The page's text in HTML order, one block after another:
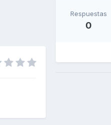
Respuestas
0